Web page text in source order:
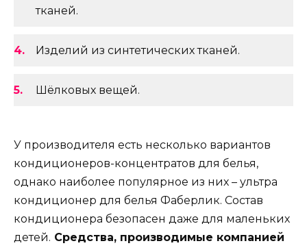
тканей.
Изделий из синтетических тканей.
Шёлковых вещей.
У производителя есть несколько вариантов
кондиционеров-концентратов для белья,
однако наиболее популярное из них – ультра
кондиционер для белья Фаберлик. Состав
кондиционера безопасен даже для маленьких
детей. Средства, производимые компанией